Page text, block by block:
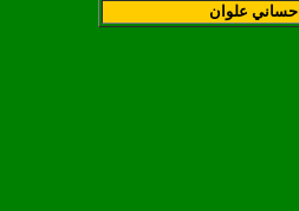
حساني علوان